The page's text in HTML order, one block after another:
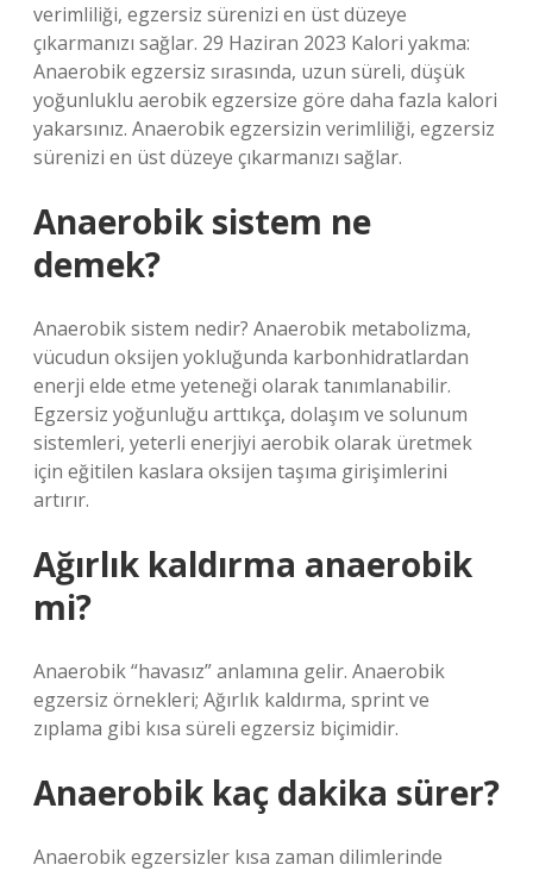
verimliliği, egzersiz sürenizi en üst düzeye
çıkarmanızı sağlar. 29 Haziran 2023 Kalori yakma:
Anaerobik egzersiz sırasında, uzun süreli, düşük
yoğunluklu aerobik egzersize göre daha fazla kalori
yakarsınız. Anaerobik egzersizin verimliliği, egzersiz
sürenizi en üst düzeye çıkarmanızı sağlar.
Anaerobik sistem ne
demek?
Anaerobik sistem nedir? Anaerobik metabolizma,
vücudun oksijen yokluğunda karbonhidratlardan
enerji elde etme yeteneği olarak tanımlanabilir.
Egzersiz yoğunluğu arttıkça, dolaşım ve solunum
sistemleri, yeterli enerjiyi aerobik olarak üretmek
için eğitilen kaslara oksijen taşıma girişimlerini
artırır.
Ağırlık kaldırma anaerobik
mi?
Anaerobik “havasız” anlamına gelir. Anaerobik
egzersiz örnekleri; Ağırlık kaldırma, sprint ve
zıplama gibi kısa süreli egzersiz biçimidir.
Anaerobik kaç dakika sürer?
Anaerobik egzersizler kısa zaman dilimlerinde